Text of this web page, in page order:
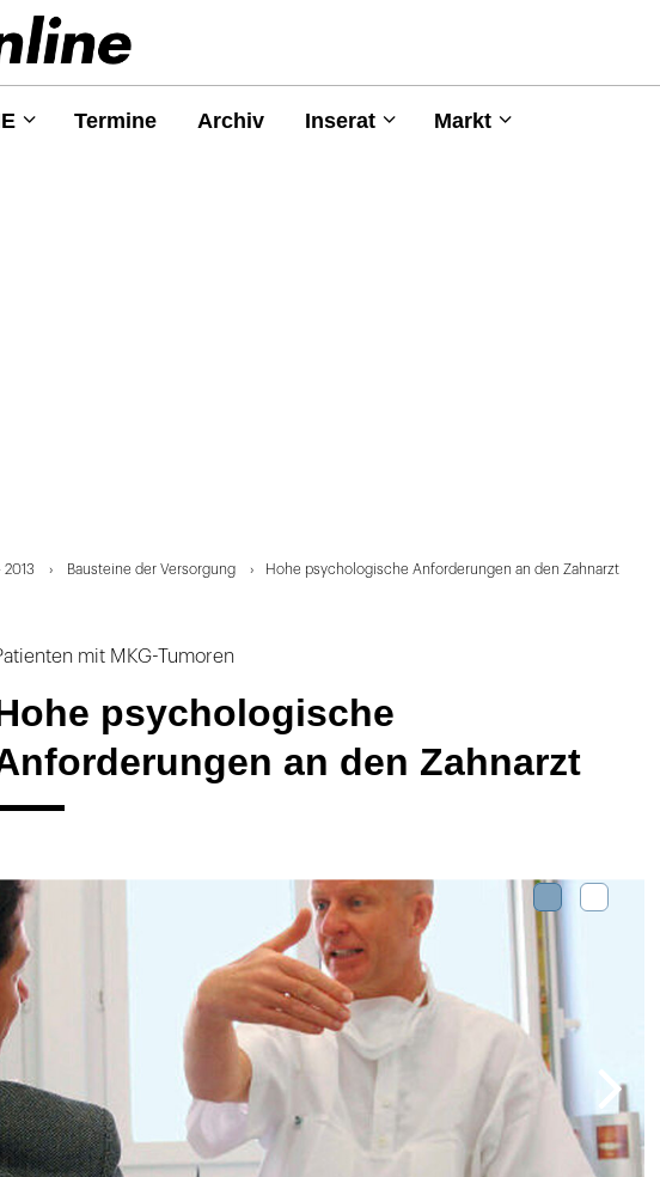
Termine Archiv Inserat Markt
Bausteine der Versorgung Hohe psychologische Anforderungen an den Zahnarzt
mit MKG-Tumoren
psychologische
an den Zahnarzt